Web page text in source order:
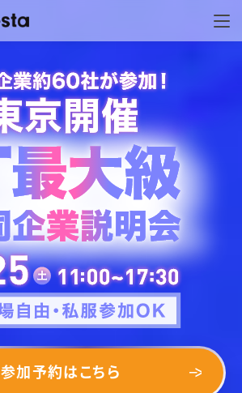
参加予約はこちら